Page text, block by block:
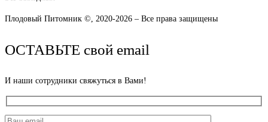
Плодовый Питомник ©, 2020-2026 – Все права защищены
ОСТАВЬТЕ свой email
И наши сотрудники свяжуться в Вами!